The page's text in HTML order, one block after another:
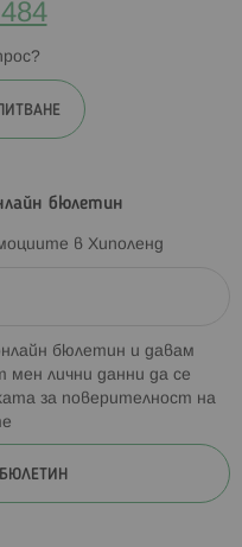
бюлетин
в Хиполенд
бюлетин и давам
мен лични данни да се
за поверителност на